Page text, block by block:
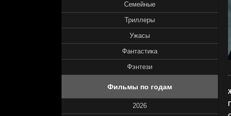
Семейные
Триллеры
Ужасы
Фантастика
Фэнтези
Фильмы по годам
2026